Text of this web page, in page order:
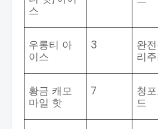
스
우롱티 아
이스
3
완
리
황금 캐모
마일 핫
7
청
드